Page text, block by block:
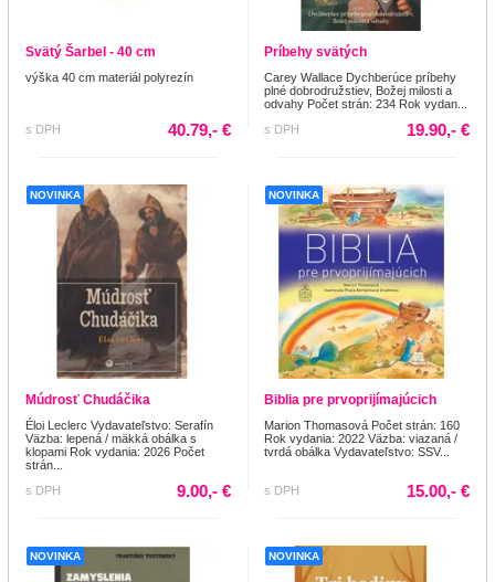
Svätý Šarbel - 40 cm
výška 40 cm materiál polyrezín
s DPH 40.79,- €
Príbehy svätých
Carey Wallace Dychberúce príbehy
plné dobrodružstiev, Božej milosti a
odvahy Počet strán: 234 Rok vydan...
s DPH
19.90,- €
NOVINKA
Múdrosť Chudáčika
Éloi Leclerc Vydavateľstvo: Serafín
Väzba: lepená / mäkká obálka s
klopami Rok vydania: 2026 Počet
strán...
s DPH
9.00,- €
NOVINKA
Biblia pre prvoprijímajúcich
Marion Thomasová Počet strán: 160
Rok vydania: 2022 Väzba: viazaná /
tvrdá obálka Vydavateľstvo: SSV...
s DPH 15.00,- €
NOVINKA NOVINKA